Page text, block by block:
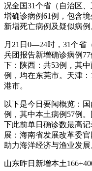
况全国31个省（自治区
增确诊病例61例，包含
新增死亡病例及疑似病例
月21日0—24时，31个省
兵团报告新增确诊病例
下：陕西：共53例，其
例，均在东莞市。天津
港市。
以下是今日要闻概览：
例，其中本土病例57例
下此前单日确诊数最高
展：海南省发展改革委
助力海洋经济与渔业发展
山东昨日新增本土